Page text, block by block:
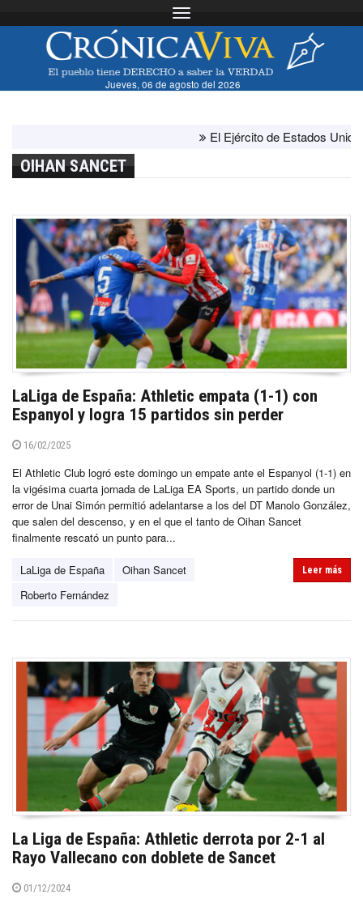
Toggle navigation
Jueves, 06 de agosto del 2026
El Ejército de Estados Unidos
OIHAN SANCET
LaLiga de España: Athletic empata (1-1) con
Espanyol y logra 15 partidos sin perder
16/02/2025
El Athletic Club logró este domingo un empate ante el Espanyol (1-1) en
la vigésima cuarta jornada de LaLiga EA Sports, un partido donde un
error de Unai Simón permitió adelantarse a los del DT Manolo González,
que salen del descenso, y en el que el tanto de Oihan Sancet
finalmente rescató un punto para...
LaLiga de España
Oihan Sancet
Roberto Fernández
Leer más
La Liga de España: Athletic derrota por 2-1 al
Rayo Vallecano con doblete de Sancet
01/12/2024